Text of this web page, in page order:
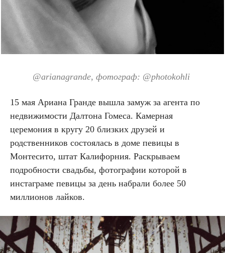
@arianagrande, фотограф: @photokohli
15 мая Ариана Гранде вышла замуж за агента по
недвижимости Далтона Гомеса. Камерная
церемония в кругу 20 близких друзей и
родственников состоялась в доме певицы в
Монтесито, штат Калифорния. Раскрываем
подробности свадьбы, фотографии которой в
инстаграме певицы за день набрали более 50
миллионов лайков.